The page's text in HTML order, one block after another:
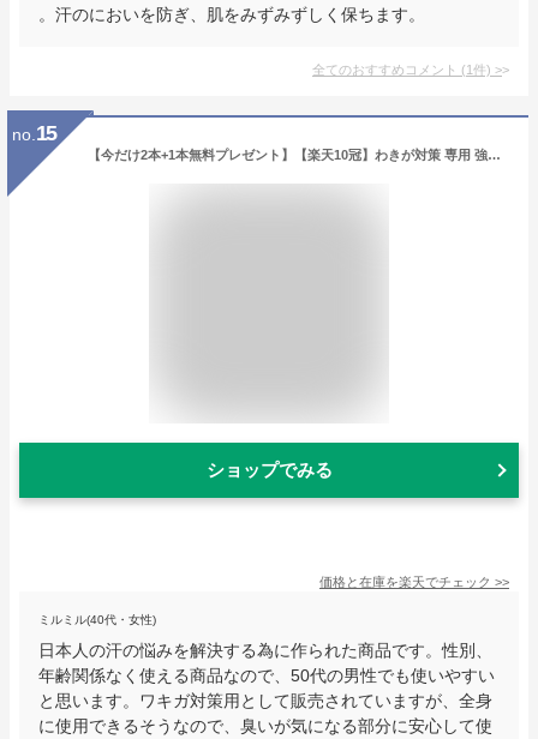
。汗のにおいを防ぎ、肌をみずみずしく保ちます。
全てのおすすめコメント (1件) >
no. 15
【今だけ2本+1本無料プレゼント】【楽天10冠】わきが対策 専用 強力デオドラント クリーム テサラン クリア30g 評価4.4超のワキガ・脇汗 の悩みに特化【医薬部外品 送料無料】
ショップでみる
価格と在庫を楽天でチェック >>
ミルミル(40代・女性)
日本人の汗の悩みを解決する為に作られた商品です。性別、
年齢関係なく使える商品なので、50代の男性でも使いやすい
と思います。ワキガ対策用として販売されていますが、全身
に使用できるそうなので、臭いが気になる部分に安心して使